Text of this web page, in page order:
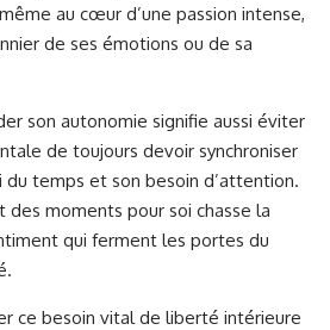
au cœur d’une passion intense,
de ses émotions ou de sa
son autonomie signifie aussi éviter
de toujours devoir synchroniser
du temps et son besoin d’attention.
moments pour soi chasse la
qui ferment les portes du
ce besoin vital de liberté intérieure